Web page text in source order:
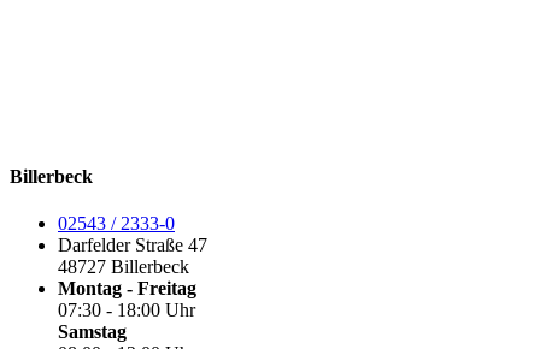
Billerbeck
02543 / 2333-0
Darfelder Straße 47
48727 Billerbeck
Montag - Freitag
07:30 - 18:00 Uhr
Samstag